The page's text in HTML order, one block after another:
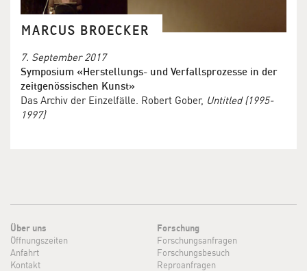
MARCUS BROECKER
7. September 2017
Symposium «Herstellungs- und Verfallsprozesse in der
zeitgenössischen Kunst»
Das Archiv der Einzelfälle. Robert Gober, Untitled (1995-
1997)
Über uns
Öffnungszeiten
Anfahrt
Kontakt
Forschung
Forschungsanfragen
Forschungsbesuch
Reproanfragen